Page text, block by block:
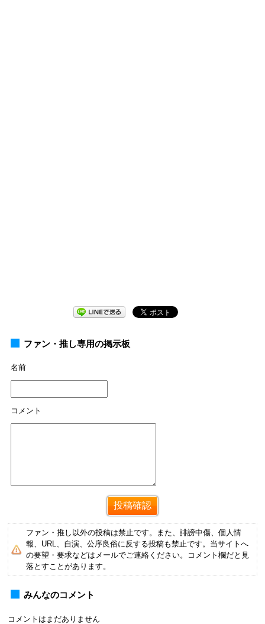
ファン・推し専用の掲示板
名前
コメント
ファン・推し以外の投稿は禁止です。また、誹謗中傷、個人情
報、URL、自演、公序良俗に反する投稿も禁止です。当サイトへ
の要望・要求などはメールでご連絡ください。コメント欄だと見
落とすことがあります。
みんなのコメント
コメントはまだありません